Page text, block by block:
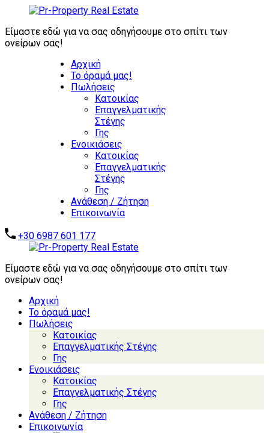
Είμαστε εδώ για να σας οδηγήσουμε στο σπίτι των
ονείρων σας!
Αρχική
Το όραμά μας!
Πωλήσεις
Κατοικίας
Επαγγελματικής
Στέγης
Γης
Ενοικιάσεις
Κατοικίας
Επαγγελματικής
Στέγης
Γης
Ανάθεση / Ζήτηση
Επικοινωνία
+30 6987 601 177
Είμαστε εδώ για να σας οδηγήσουμε στο σπίτι των
ονείρων σας!
Αρχική
Το όραμά μας!
Πωλήσεις
Κατοικίας
Επαγγελματικής Στέγης
Γης
Ενοικιάσεις
Κατοικίας
Επαγγελματικής Στέγης
Γης
Ανάθεση / Ζήτηση
Επικοινωνία
ΖΗΤΟΥΝΤΑΙ
ΑΜΕΣΑ:
ΕΠΕΝΔΥΤΙΚΑ
ΑΥΤΟΤΕΛΗ
ΑΞΙΟΛΟΓΑ
ΑΚΙΝΗΤΑ -
ΞΕΝΟΔΟΧΕΙΑ -
ΑΠΟΘΗΚΕΣ -
ΒΙΟΜΗΧΑΝΙΚΑ
Επικοινωνήστε μαζί μας